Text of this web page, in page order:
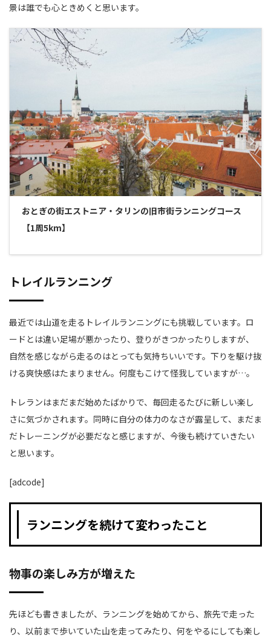
景は誰でも心ときめくと思います。
おとぎの街エストニア・タリンの旧市街ランニングコース
【1周5km】
トレイルランニング
最近では山道を走るトレイルランニングにも挑戦しています。ロ
ードとは違い足場が悪かったり、登りがきつかったりしますが、
自然を感じながら走るのはとっても気持ちいいです。下りを駆け抜
ける爽快感はたまりません。何度もこけて怪我していますが…。
トレランはまだまだ始めたばかりで、毎回走るたびに新しい楽し
さに気づかされます。同時に自分の体力のなさが露呈して、まだま
だトレーニングが必要だなと感じますが、今後も続けていきたい
と思います。
[adcode]
ランニングを続けて変わったこと
物事の楽しみ方が増えた
先ほども書きましたが、ランニングを始めてから、旅先で走った
り、以前まで歩いていた山を走ってみたり、何をやるにしても楽し